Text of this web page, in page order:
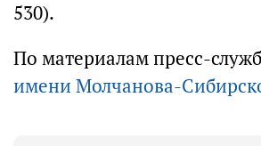
530).
По материалам пресс-
имени Молчанова-